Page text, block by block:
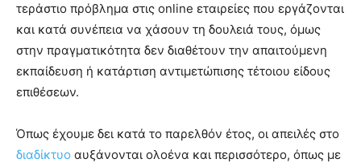
τεράστιο πρόβλημα στις online εταιρείες που εργάζονται
και κατά συνέπεια να χάσουν τη δουλειά τους, όμως
στην πραγματικότητα δεν διαθέτουν την απαιτούμενη
εκπαίδευση ή κατάρτιση αντιμετώπισης τέτοιου είδους
επιθέσεων.
Όπως έχουμε δει κατά το παρελθόν έτος, οι απειλές στο
διαδίκτυο αυξάνονται ολοένα και περισσότερο, όπως με